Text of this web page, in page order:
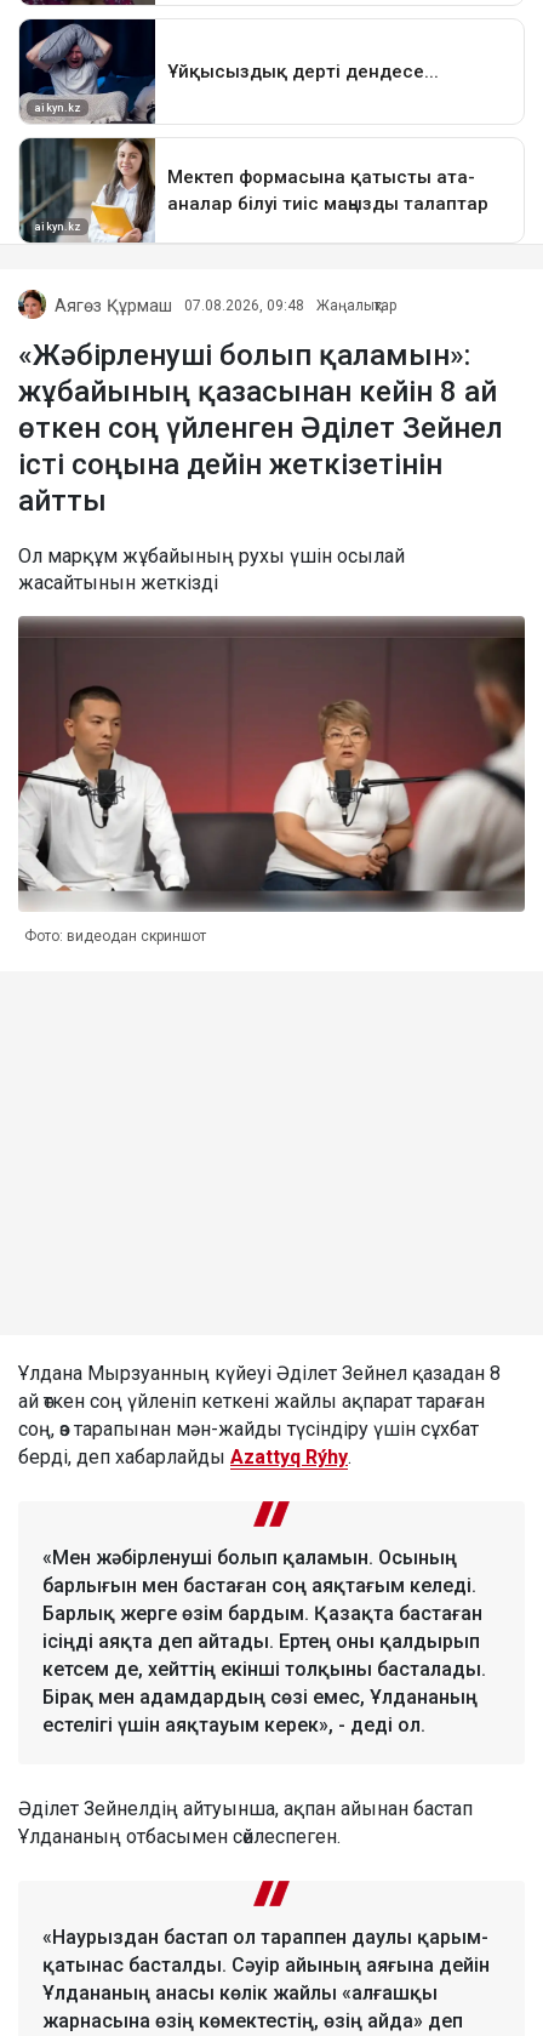
Аягөз Құрмаш 07.08.2026, 09:48 Жаңалықтар
«Жәбірленуші болып қаламын»:
жұбайының қазасынан кейін 8 ай
өткен соң үйленген Әділет Зейнел
істі соңына дейін жеткізетінін
айтты
Ол марқұм жұбайының рухы үшін осылай
жасайтынын жеткізді
Фото: видеодан скриншот
Ұлдана Мырзуанның күйеуі Әділет Зейнел қазадан 8
ай өткен соң үйленіп кеткені жайлы ақпарат тараған
соң, өз тарапынан мән-жайды түсіндіру үшін сұхбат
берді, деп хабарлайды Azattyq Rýhy.
«Мен жәбірленуші болып қаламын. Осының
барлығын мен бастаған соң аяқтағым келеді.
Барлық жерге өзім бардым. Қазақта бастаған
ісіңді аяқта деп айтады. Ертең оны қалдырып
кетсем де, хейттің екінші толқыны басталады.
Бірақ мен адамдардың сөзі емес, Ұлдананың
естелігі үшін аяқтауым керек», - деді ол.
Әділет Зейнелдің айтуынша, ақпан айынан бастап
Ұлдананың отбасымен сөйлеспеген.
«Наурыздан бастап ол тараппен даулы қарым-
қатынас басталды. Сәуір айының аяғына дейін
Ұлдананың анасы көлік жайлы «алғашқы
жарнасына өзің көмектестің, өзің айда» деп